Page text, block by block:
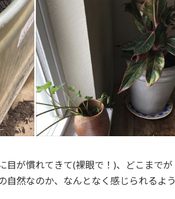
目が慣れてきて(裸眼で！)、どこまでが
自然なのか、なんとなく感じられるよう